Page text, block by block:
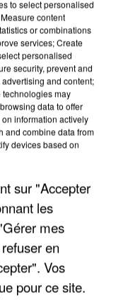
LES REFUGES
to select personalised
content
or combinations
services; Create
personalised
security, prevent and
and content;
technologies may
data to offer
information actively
and combine data from
devices based on
sur "Accepter
les
mes
en
Vos
pour ce site.